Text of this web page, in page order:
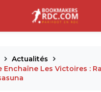
Actualités
Enchaîne Les Victoires :